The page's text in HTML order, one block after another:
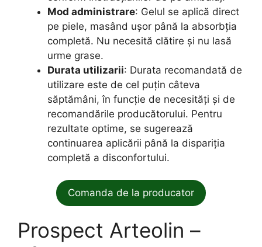
Mod administrare: Gelul se aplică direct
pe piele, masând ușor până la absorbția
completă. Nu necesită clătire și nu lasă
urme grase.
Durata utilizarii: Durata recomandată de
utilizare este de cel puțin câteva
săptămâni, în funcție de necesități și de
recomandările producătorului. Pentru
rezultate optime, se sugerează
continuarea aplicării până la dispariția
completă a disconfortului.
Comanda de la producator
Prospect Arteolin –